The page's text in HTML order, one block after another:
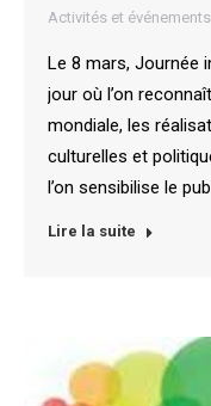
Activités et événements
Le 8 mars, Journée
jour où l’on
mondiale, les
culturelles et
l’on sensibilise le
Lire la suite